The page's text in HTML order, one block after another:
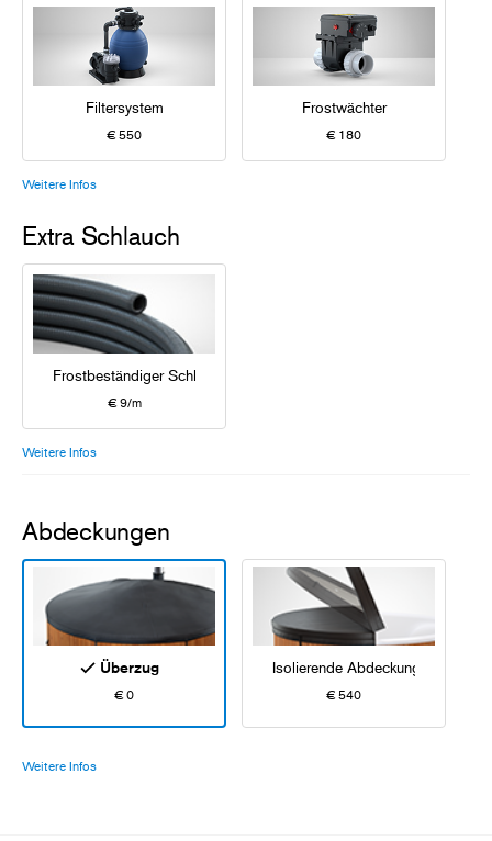
Filtersystem
€ 550
Frostwächter
€ 180
Weitere Infos
Extra Schlauch
Frostbeständiger Schlauch
€ 9/m
Weitere Infos
Abdeckungen
Überzug
€ 0
Isolierende Abdeckung
€ 540
Weitere Infos